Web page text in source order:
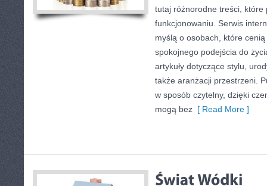
tutaj różnorodne treści, które
funkcjonowaniu. Serwis
myślą o osobach, które
spokojnego podejścia do
artykuły dotyczące stylu,
także aranżacji przestrzeni.
w sposób czytelny, dzięki
mogą bez [ Read More ]